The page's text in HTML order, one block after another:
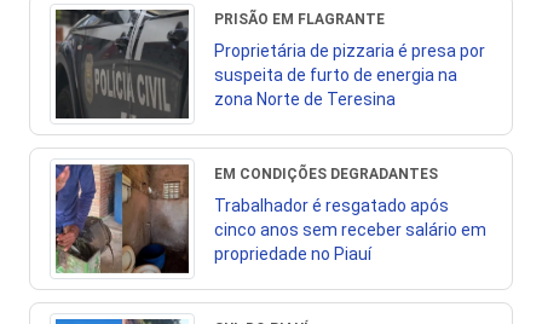
PRISÃO EM FLAGRANTE
Proprietária de pizzaria é presa por
suspeita de furto de energia na
zona Norte de Teresina
EM CONDIÇÕES DEGRADANTES
Trabalhador é resgatado após
cinco anos sem receber salário em
propriedade no Piauí